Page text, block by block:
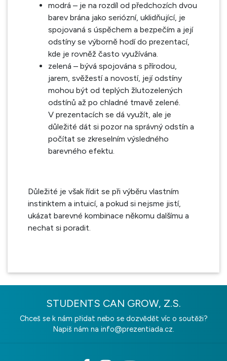
modrá – je na rozdíl od předchozích dvou
barev brána jako seriózní, uklidňující, je
spojovaná s úspěchem a bezpečím a její
odstíny se výborně hodí do prezentací,
kde je rovněž často využívána.
zelená – bývá spojována s přírodou,
jarem, svěžestí a novostí, její odstíny
mohou být od teplých žlutozelených
odstínů až po chladné tmavě zelené.
V prezentacích se dá využít, ale je
důležité dát si pozor na správný odstín a
počítat se zkreselním výsledného
barevného efektu.
Důležité je však řídit se při výběru vlastním
instinktem a intuicí, a pokud si nejsme jistí,
ukázat barevné kombinace někomu dalšímu a
nechat si poradit.
STUDENTS CAN GROW, Z.S.
Chceš se k nám přidat nebo se dozvědět víc o soutěži?
Napiš nám na info@prezentiada.cz.